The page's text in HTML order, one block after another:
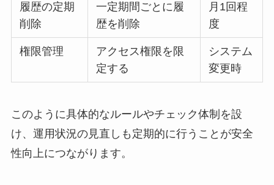
履歴の定期
削除
一定期間ごとに履
歴を削除
月1回程
度
権限管理
アクセス権限を限
定する
システム
変更時
このように具体的なルールやチェック体制を設
け、運用状況の見直しも定期的に行うことが安全
性向上につながります。